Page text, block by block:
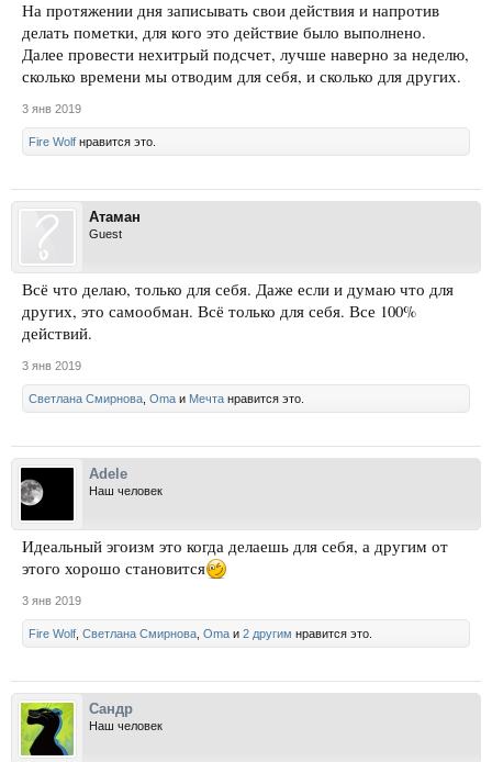
На протяжении дня записывать свои действия и напротив
делать пометки, для кого это действие было выполнено.
Далее провести нехитрый подсчет, лучше наверно за неделю,
сколько времени мы отводим для себя, и сколько для других.
3 янв 2019
Fire Wolf нравится это.
Атаман
Guest
Всё что делаю, только для себя. Даже если и думаю что для
других, это самообман. Всё только для себя. Все 100%
действий.
3 янв 2019
Светлана Смирнова Oma и Мечта нравится это.
Adele
Наш человек
Идеальный эгоизм это когда делаешь для себя, а другим от
этого хорошо становится
3 янв 2019
Fire Wolf Светлана Смирнова Oma и 2 другим нравится это.
Сандр
Наш человек